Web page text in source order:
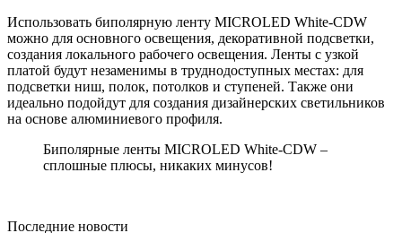
Использовать биполярную ленту MICROLED White-CDW
можно для основного освещения, декоративной подсветки,
создания локального рабочего освещения. Ленты с узкой
платой будут незаменимы в труднодоступных местах: для
подсветки ниш, полок, потолков и ступеней. Также они
идеально подойдут для создания дизайнерских светильников
на основе алюминиевого профиля.
Биполярные ленты MICROLED White-CDW –
сплошные плюсы, никаких минусов!
Последние новости